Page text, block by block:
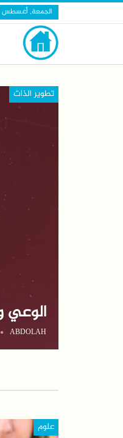
الجمعة, أغسطس 7, 2026
تطوير الذات
الوعي
ABDOLAH
علوم